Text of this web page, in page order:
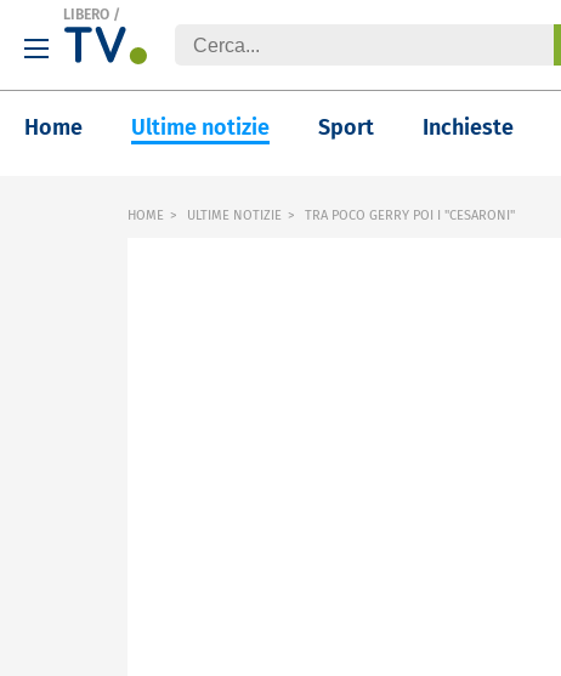
LIBERO /
Home Ultime notizie Sport Inchieste
HOME ULTIME NOTIZIE TRA POCO GERRY POI I "CESARONI"